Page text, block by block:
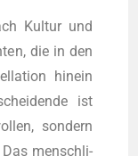
Kul­tur und
die in den
hin­ein
ist
son­dern
Das mensch­li­